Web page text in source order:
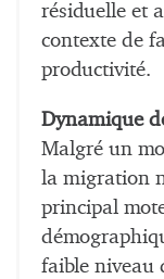
résiduelle et
contexte de
productivité.
Dynamique
Malgré un
la migration
principal
faible niveau